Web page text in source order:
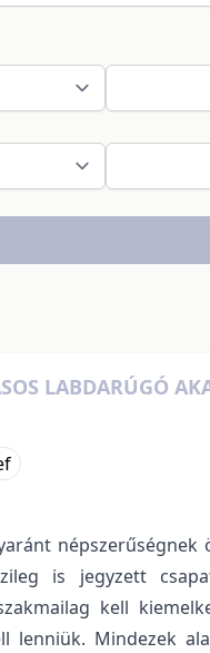
LABDARÚGÓ
is jegyzett
kell
lenniük. Mindezek